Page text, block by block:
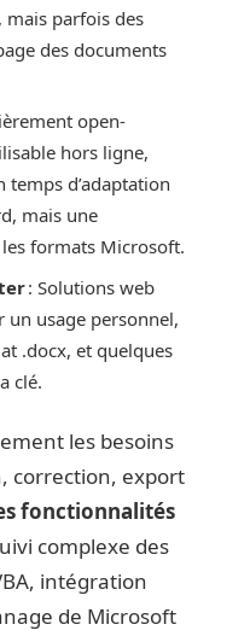
mais parfois des
des documents
open-
hors ligne,
d’adaptation
mais une
formats Microsoft.
: Solutions web
usage personnel,
.docx, et quelques
clé.
les besoins
correction, export
fonctionnalités
complexe des
intégration
de Microsoft